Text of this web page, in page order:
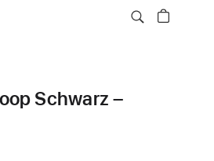
Schwarz –